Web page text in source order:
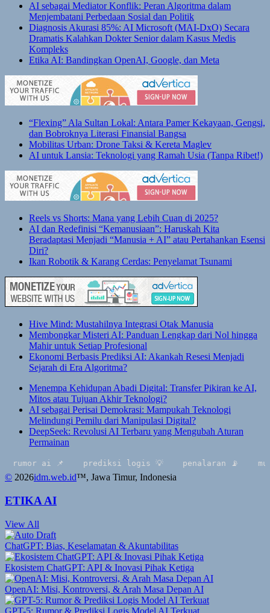
AI sebagai Mediator Konflik: Peran Algoritma dalam
Menjembatani Perbedaan Sosial dan Politik
Diagnosis Akurasi 85%: AI Microsoft (MAI-DxO) Secara
Dramatis Kalahkan Dokter Senior dalam Kasus Medis
Kompleks
Etika AI: Bandingkan OpenAI, Google, dan Meta
“Flexing” Ala Sultan Lokal: Antara Pamer Kekayaan, Gengsi,
dan Bobroknya Literasi Finansial Bangsa
Mobilitas Urban: Drone Taksi & Kereta Maglev
AI untuk Lansia: Teknologi yang Ramah Usia (Tanpa Ribet!)
Reels vs Shorts: Mana yang Lebih Cuan di 2025?
AI dan Redefinisi “Kemanusiaan”: Haruskah Kita
Beradaptasi Menjadi “Manusia + AI” atau Pertahankan Esensi
Diri?
Ikan Robotik & Karang Cerdas: Penyelamat Tsunami
Hive Mind: Mustahilnya Integrasi Otak Manusia
Membongkar Misteri AI: Panduan Lengkap dari Nol hingga
Mahir untuk Setiap Profesional
Ekonomi Berbasis Prediksi AI: Akankah Resesi Menjadi
Sejarah di Era Algoritma?
Menempa Kehidupan Abadi Digital: Transfer Pikiran ke AI,
Mitos atau Tujuan Akhir Teknologi?
AI sebagai Perisai Demokrasi: Mampukah Teknologi
Melindungi Pemilu dari Manipulasi Digital?
DeepSeek: Revolusi AI Terbaru yang Mengubah Aturan
Permainan
rumor ai 📌 prediksi logis 💡 penalaran 📡
© 2026idm.web.id™, Jawa Timur, Indonesia
ETIKA AI
View All
ChatGPT: Bias, Keselamatan & Akuntabilitas
Ekosistem ChatGPT: API & Inovasi Pihak Ketiga
OpenAI: Misi, Kontroversi, & Arah Masa Depan AI
GPT-5: Rumor & Prediksi Logis Model AI Terkuat